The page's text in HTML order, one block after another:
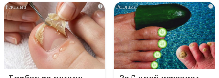
i i